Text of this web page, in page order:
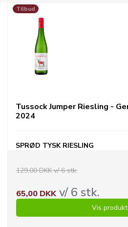
Tilbud
Tussock Jumper Riesling -
2024
SPRØD TYSK RIESLING
129,00 DKK v/ 6 stk.
65,00 DKKv/ 6 stk.
Vis produkt